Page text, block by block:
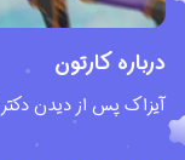
درباره کارتون
آیزاک پس از دیدن